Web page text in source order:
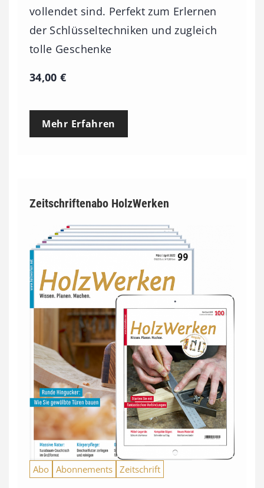
vollendet sind. Perfekt zum Erlernen
der Schlüsseltechniken und zugleich
tolle Geschenke
34,00€
Mehr Erfahren
Zeitschriftenabo HolzWerken
Abo Abonnements Zeitschrift